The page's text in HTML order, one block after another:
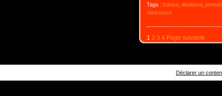
Tags : france, dictature,
résistance
1 2 3 4 Page suivante
Déclarer un